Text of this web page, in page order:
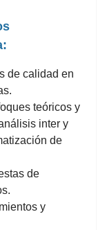
de calidad en
teóricos y
inter y
de
de
y